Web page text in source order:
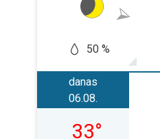
50 %
danas
četvrtak, 06. 08.
06.08.
33°